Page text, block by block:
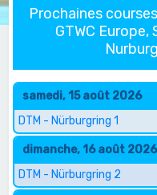
Prochaines
GTWC Europe,
samedi, 15 août 2026
DTM - Nürburgring 1
dimanche, 16 août 2026
DTM - Nürburgring 2